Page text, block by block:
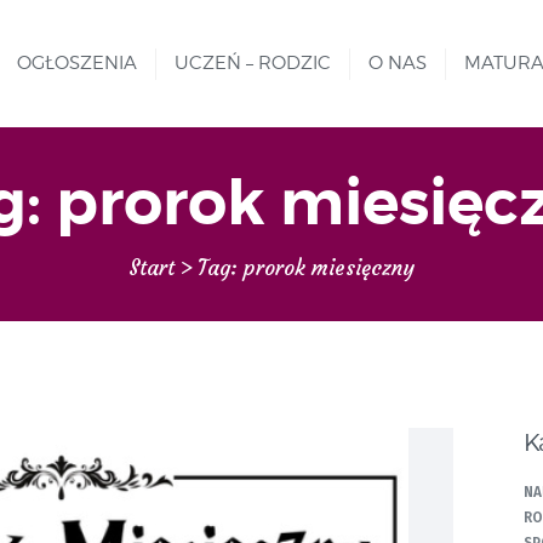
OGŁOSZENIA UCZEŃ – RODZIC O NAS MATURA
prorok
Start Tag: prorok miesięczny
Liceum nr VIII Opole
REKRUTACJA
PROJEKTY
GALERIA ZDJĘĆ